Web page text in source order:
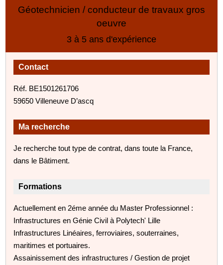
Géotechnicien / conducteur de travaux gros
oeuvre
3 à 5 ans d'expérience
Contact
Réf. BE1501261706
59650 Villeneuve D’ascq
Ma recherche
Je recherche tout type de contrat, dans toute la France,
dans le Bâtiment.
Formations
Actuellement en 2éme année du Master Professionnel :
Infrastructures en Génie Civil à Polytech' Lille
Infrastructures Linéaires, ferroviaires, souterraines,
maritimes et portuaires.
Assainissement des infrastructures / Gestion de projet